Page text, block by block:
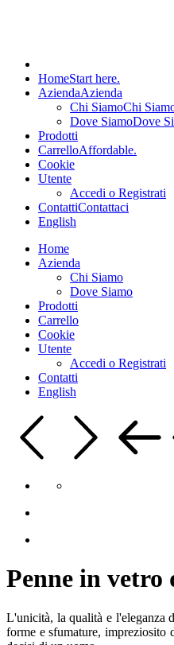
HomeStart here.
AziendaAzienda
Chi SiamoChi
Dove SiamoDove
Prodotti
CarrelloAffordable.
Cookie
Utente
Accedi o Registrati
ContattiContattaci
English
Home
Azienda
Chi Siamo
Dove Siamo
Prodotti
Carrello
Cookie
Utente
Accedi o Registrati
Contatti
English
Penne in
L'unicità, la qualità e l'eleganza
forme e sfumature,